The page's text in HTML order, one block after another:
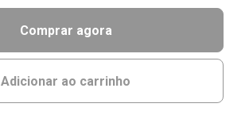
Comprar agora
Adicionar ao carrinho